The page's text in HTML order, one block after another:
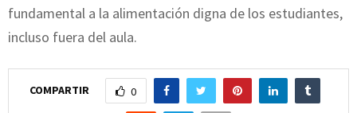
fundamental a la alimentación digna de los estudiantes,
incluso fuera del aula.
COMPARTIR 0